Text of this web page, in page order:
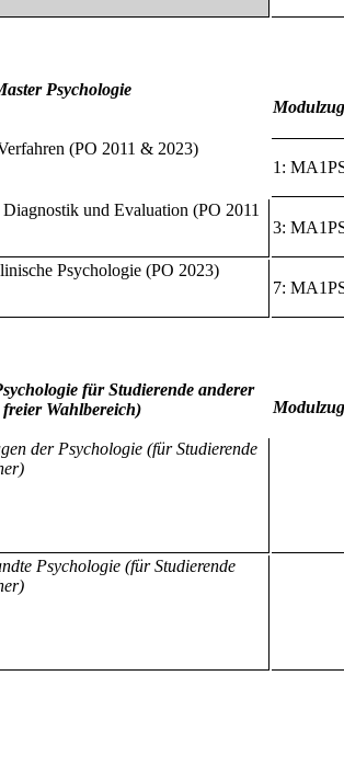
Psychologie
(PO 2011 & 2023)
1:
und Evaluation (PO 2011
3:
Psychologie (PO 2023)
7:
für Studierende anderer
Wahlbereich)
der Psychologie (für Studierende
Psychologie (für Studierende